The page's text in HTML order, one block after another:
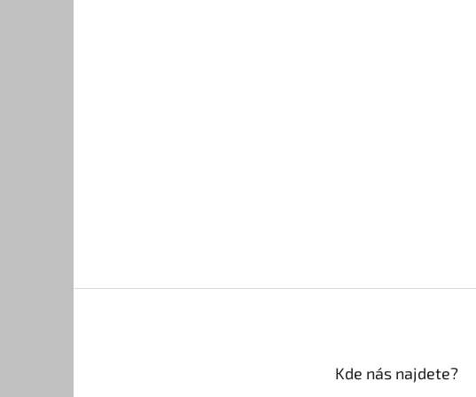
Kde nás najdete?